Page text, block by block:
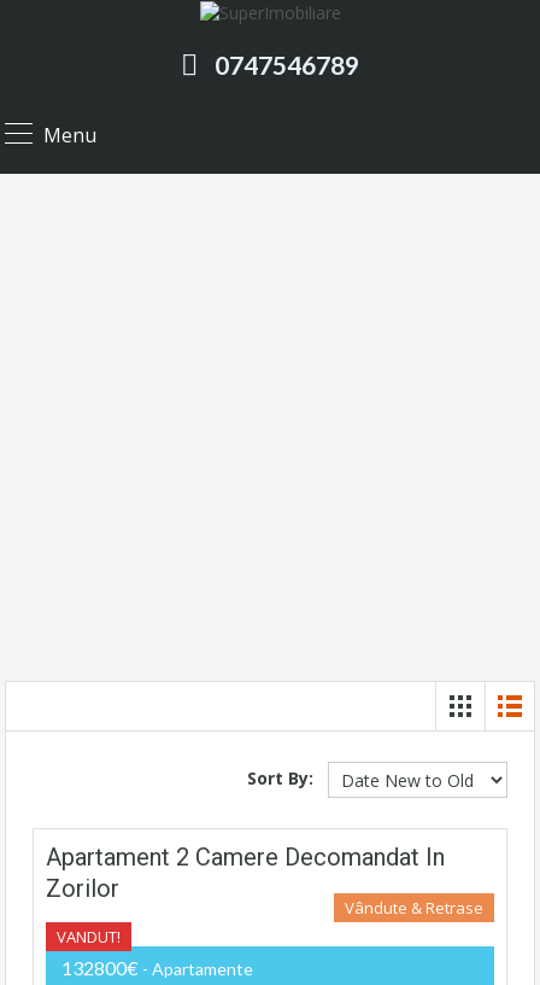
0747546789
Menu
Sort By:
Apartament 2 Camere Decomandat In
Zorilor
VANDUT!
Vândute & Retrase
132800€ - Apartamente